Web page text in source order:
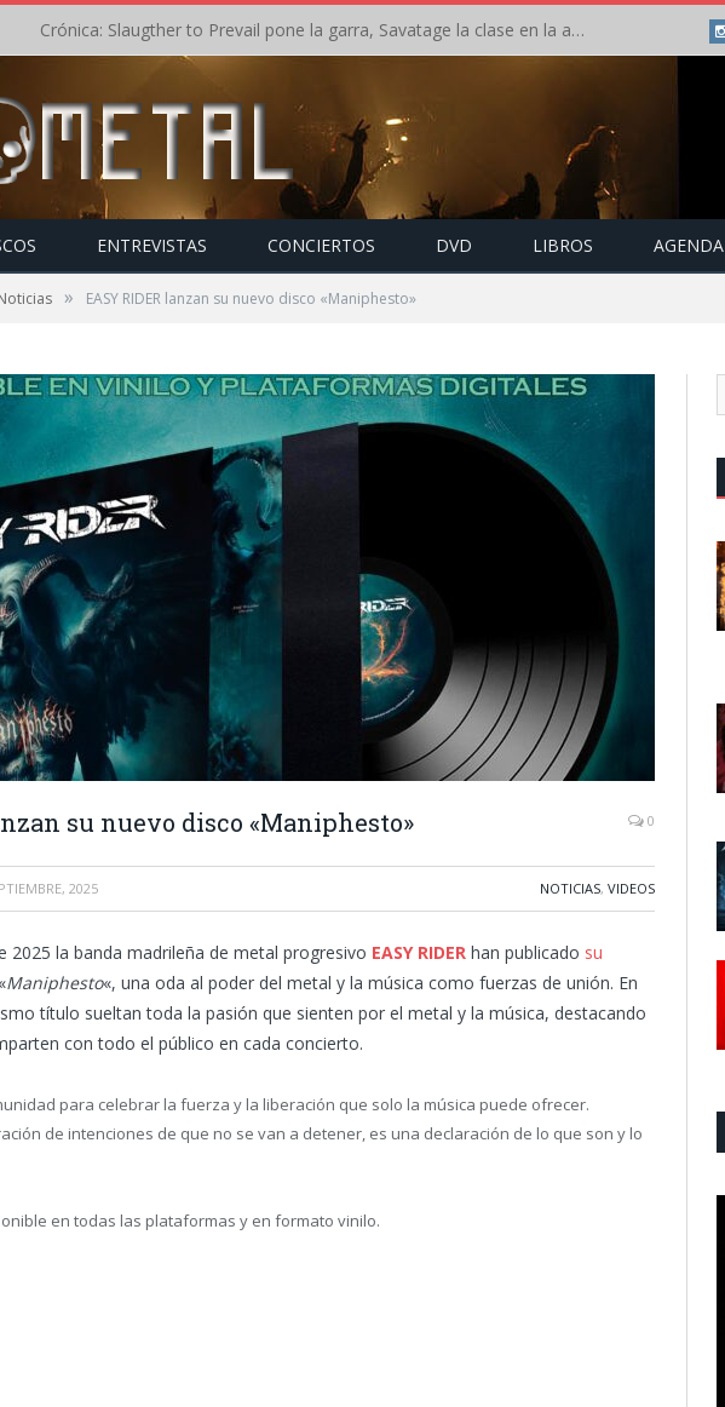
Crónica: Slaugther to Prevail pone la garra, Savatage la clase en la apertura del Leyendas del Rock – Miércoles – Agosto 2026
ENTREVISTAS CONCIERTOS DVD LIBROS AGENDA
» EASY RIDER lanzan su nuevo disco «Maniphesto»
su nuevo disco «Maniphesto» 0
2025 NOTICIAS, VIDEOS
2025 la banda madrileña de metal progresivo EASY RIDER han publicado su
Maniphesto«, una oda al poder del metal y la música como fuerzas de unión. En
título sueltan toda la pasión que sienten por el metal y la música, destacando
con todo el público en cada concierto.
para celebrar la fuerza y la liberación que solo la música puede ofrecer.
de intenciones de que no se van a detener, es una declaración de lo que son y lo
en todas las plataformas y en formato vinilo.